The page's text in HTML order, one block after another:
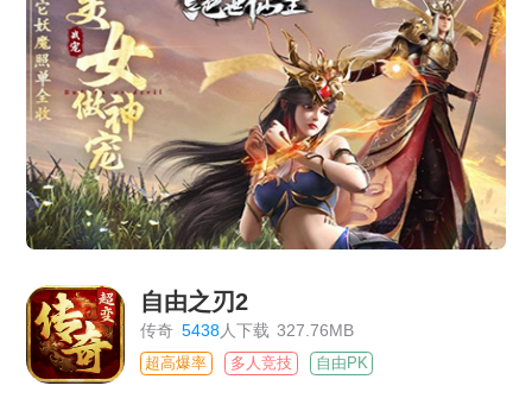
自由之刃2
传奇 5438人下载 327.76MB
超高爆率 多人竞技 自由PK